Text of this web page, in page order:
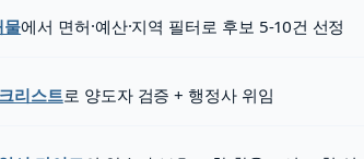
물에서 면허·예산·지역 필터로 후보 5-10건 선정
리스트로 양도자 검증 + 행정사 위임